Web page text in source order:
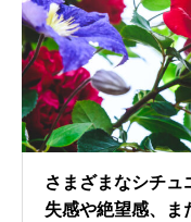
さまざまなシチュ
失感や絶望感、ま